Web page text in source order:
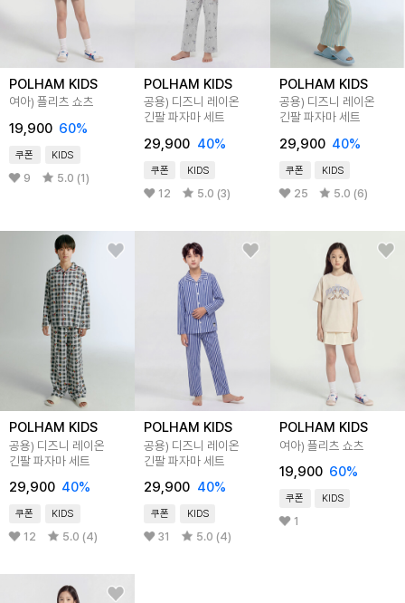
POLHAM KIDS
여아) 플리츠 쇼츠
19,900 60%
쿠폰 KIDS
9 5.0 (1)
POLHAM KIDS
공용) 디즈니 레이온
긴팔 파자마 세트
29,900 40%
쿠폰 KIDS
12 5.0 (3)
POLHAM KIDS
공용) 디즈니 레이온
긴팔 파자마 세트
29,900 40%
쿠폰 KIDS
25 5.0 (6)
POLHAM KIDS
공용) 디즈니 레이온
긴팔 파자마 세트
29,900 40%
쿠폰 KIDS
12 5.0 (4)
POLHAM KIDS
공용) 디즈니 레이온
긴팔 파자마 세트
29,900 40%
쿠폰 KIDS
31 5.0 (4)
POLHAM KIDS
여아) 플리츠 쇼츠
19,900 60%
쿠폰 KIDS
1